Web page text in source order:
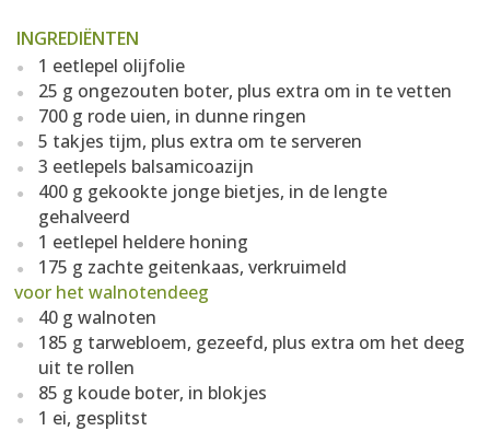
INGREDIËNTEN
1 eetlepel olijfolie
25 g ongezouten boter, plus extra om in te vetten
700 g rode uien, in dunne ringen
5 takjes tijm, plus extra om te serveren
3 eetlepels balsamicoazijn
400 g gekookte jonge bietjes, in de lengte
gehalveerd
1 eetlepel heldere honing
175 g zachte geitenkaas, verkruimeld
voor het walnotendeeg
40 g walnoten
185 g tarwebloem, gezeefd, plus extra om het deeg
uit te rollen
85 g koude boter, in blokjes
1 ei, gesplitst